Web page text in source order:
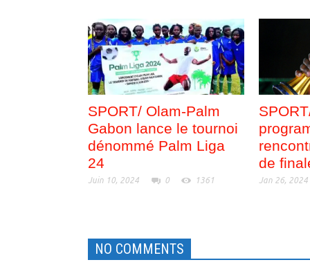
SPORT/ Olam-Palm
Gabon lance le tournoi
dénommé Palm Liga
24
Juin 10, 2024 0 1361
de
Jan 26, 2024
NO COMMENTS